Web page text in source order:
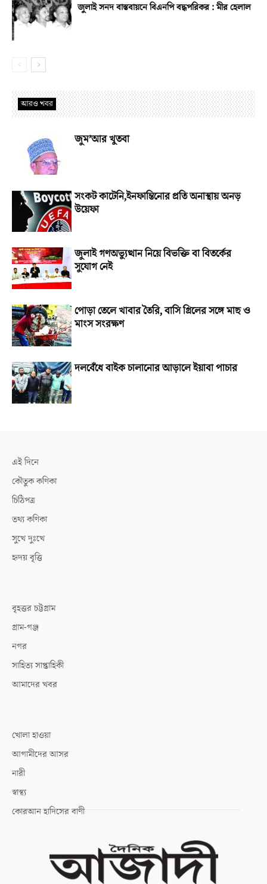
জুলাই সনদ বাস্তবায়নে বিএনপি বদ্ধপরিকর : মীর হেলাল
আরও খবর
জুম’আর খুতবা
সংকট কাটেনি,ইনফান্তিনোর প্রতি অনাস্থায় অনড়
উয়েফা
জুলাই গণঅভ্যুত্থান নিয়ে বিভক্তি বা বিতর্কের
সুযোগ নেই
পোড়া তেলে খাবার তৈরি, বাসি গ্রিলের সঙ্গে মাছ ও
মাংস সংরক্ষণ
দলবেঁধে বাইক চালানোর আড়ালে ইয়াবা পাচার
এই দিনে
কৌতুক কণিকা
চিঠিপত্র
তথ্য কণিকা
সুখে দুঃখে
হৃদয় বৃত্তি
বৃহত্তর চট্টগ্রাম
গ্রাম-গঞ্জ
নগর
সাহিত্য সাপ্তাহিকী
আমাদের খবর
খোলা হাওয়া
আগামীদের আসর
নারী
স্বাস্থ্য
কোরআন হাদিসের বাণী